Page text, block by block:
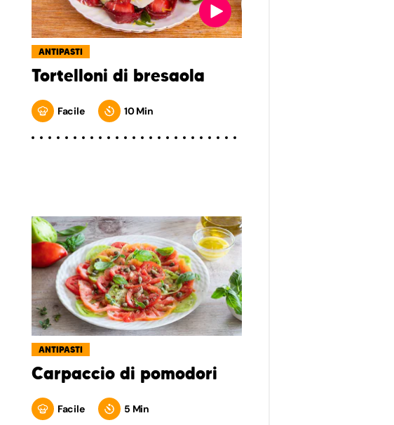
ANTIPASTI
Tortelloni di bresaola
Facile 10 Min
ANTIPASTI
Carpaccio di pomodori
Facile 5 Min